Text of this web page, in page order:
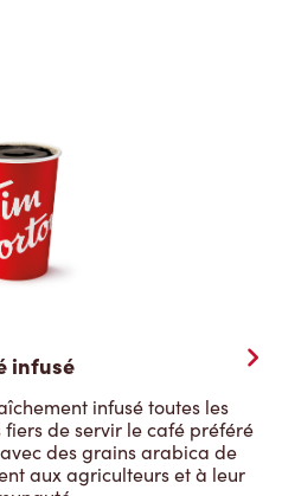
infusé
infusé toutes les
fiers de servir le café préféré
des grains arabica de
aux agriculteurs et à leur